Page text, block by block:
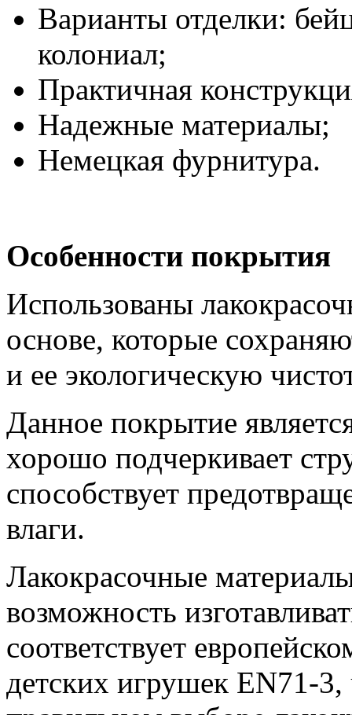
Варианты отделки:
колониал;
Практичная
Надежные материалы;
Немецкая фурнитура.
Особенности покрытия
Использованы
основе, которые
и ее экологическую
Данное покрытие
хорошо подчеркивает
способствует
влаги.
Лакокрасочные
возможность
соответствует
детских игрушек EN71-3,